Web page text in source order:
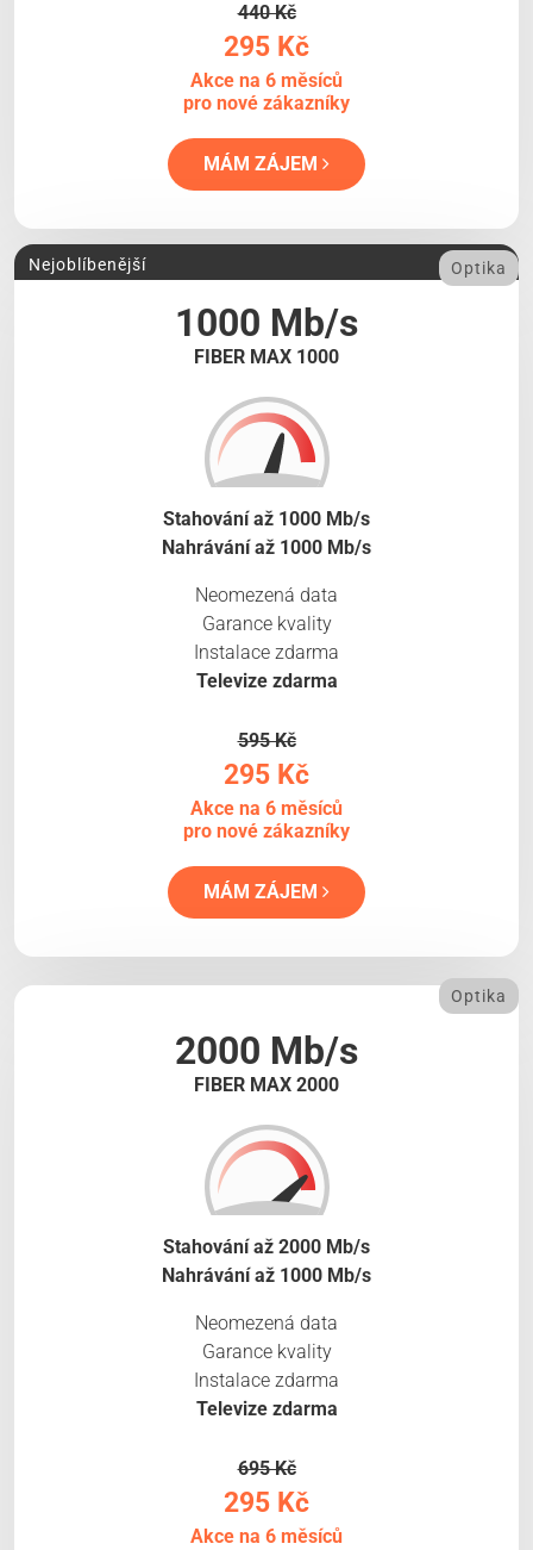
440 Kč
295 Kč
Akce na 6 měsíců
pro nové zákazníky
MÁM ZÁJEM
1000 Mb/s
FIBER MAX 1000
Nejoblíbenější Optika
Stahování až 1000 Mb/s
Nahrávání až 1000 Mb/s
Neomezená data
Garance kvality
Instalace zdarma
Televize zdarma
595 Kč
295 Kč
Akce na 6 měsíců
pro nové zákazníky
MÁM ZÁJEM
2000 Mb/s
FIBER MAX 2000
Optika
Stahování až 2000 Mb/s
Nahrávání až 1000 Mb/s
Neomezená data
Garance kvality
Instalace zdarma
Televize zdarma
695 Kč
295 Kč
Akce na 6 měsíců